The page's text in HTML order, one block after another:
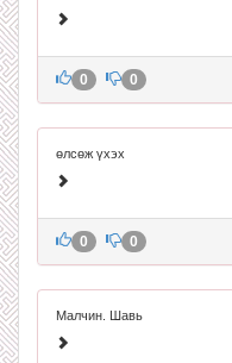
0 0
өлсөж үхэх
0 0
Малчин. Шавь